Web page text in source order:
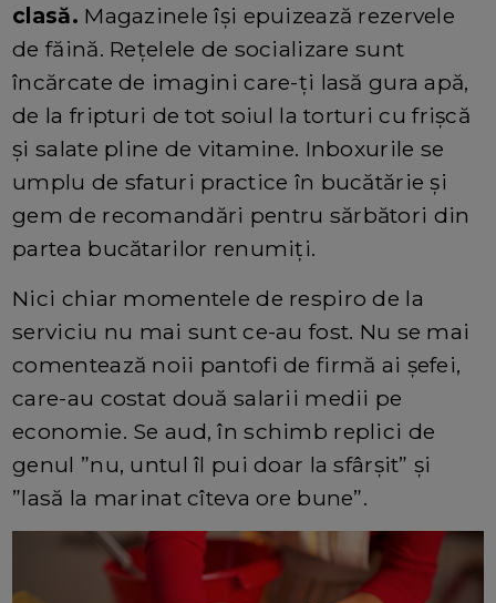
clasă. Magazinele își epuizează rezervele
de făină. Rețelele de socializare sunt
încărcate de imagini care-ți lasă gura apă,
de la fripturi de tot soiul la torturi cu frișcă
și salate pline de vitamine. Inboxurile se
umplu de sfaturi practice în bucătărie și
gem de recomandări pentru sărbători din
partea bucătarilor renumiți.
Nici chiar momentele de respiro de la
serviciu nu mai sunt ce-au fost. Nu se mai
comentează noii pantofi de firmă ai șefei,
care-au costat două salarii medii pe
economie. Se aud, în schimb replici de
genul ”nu, untul îl pui doar la sfârșit” și
”lasă la marinat cîteva ore bune”.